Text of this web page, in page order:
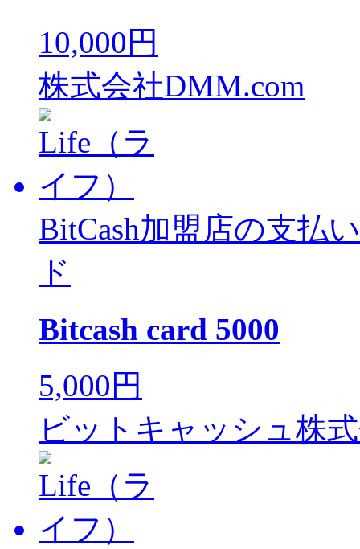
10,000円
株式会社DMM.com
BitCash加盟店の支払
ド
Bitcash card 5000
5,000円
ビットキャッシュ株